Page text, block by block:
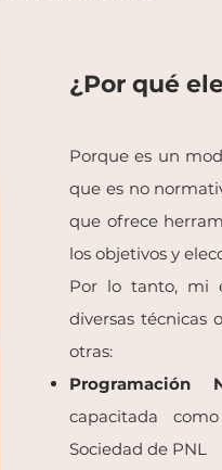
¿Por qué
Porque es un
que es no
que ofrece
los objetivos y
Por lo tanto, mi
diversas técnicas
otras:
Programación
capacitada
Sociedad de PNL